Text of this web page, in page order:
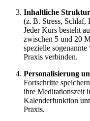
Inhaltliche Struktur
(z. B. Stress, Schlaf,
Jeder Kurs besteht
zwischen 5 und 20
spezielle
Praxis verbinden.
Personalisierung
Fortschritte
ihre Meditationszeit
Kalenderfunktion
Praxis.